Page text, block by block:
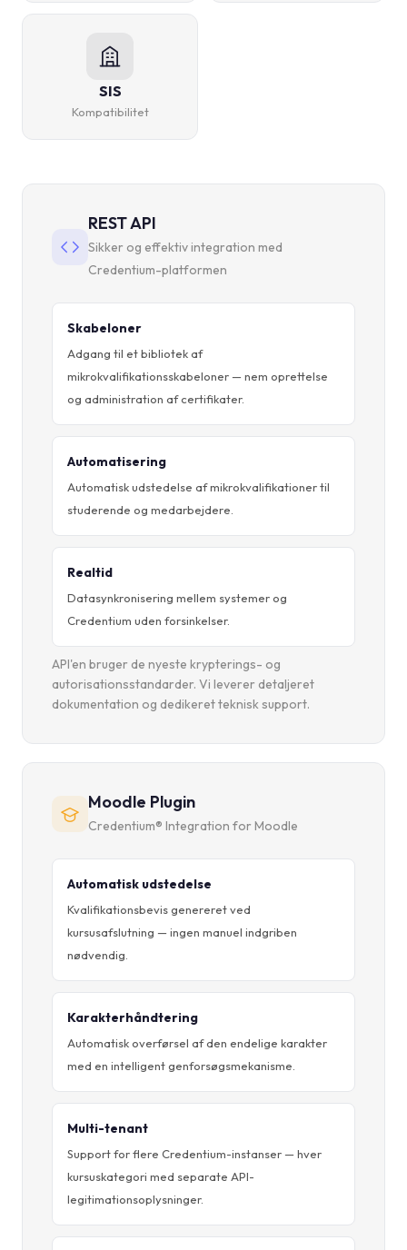
SIS
Kompatibilitet
REST API
Sikker og effektiv integration med
Credentium-platformen
Skabeloner
Adgang til et bibliotek af
mikrokvalifikationsskabeloner — nem oprettelse
og administration af certifikater.
Automatisering
Automatisk udstedelse af mikrokvalifikationer til
studerende og medarbejdere.
Realtid
Datasynkronisering mellem systemer og
Credentium uden forsinkelser.
API'en bruger de nyeste krypterings- og
autorisationsstandarder. Vi leverer detaljeret
dokumentation og dedikeret teknisk support.
Moodle Plugin
Credentium® Integration for Moodle
Automatisk udstedelse
Kvalifikationsbevis genereret ved
kursusafslutning — ingen manuel indgriben
nødvendig.
Karakterhåndtering
Automatisk overførsel af den endelige karakter
med en intelligent genforsøgsmekanisme.
Multi-tenant
Support for flere Credentium-instanser — hver
kursuskategori med separate API-
legitimationsoplysninger.